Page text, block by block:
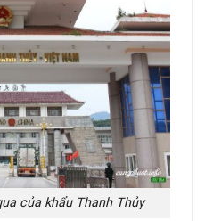
của khẩu Thanh Thủy